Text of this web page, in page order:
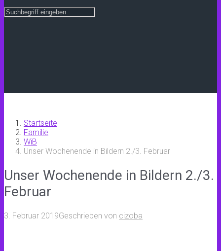
Startseite
Familie
WiB
Unser Wochenende in Bildern 2./3. Februar
Unser Wochenende in Bildern 2./3.
Februar
3. Februar 2019Geschrieben von cizoba